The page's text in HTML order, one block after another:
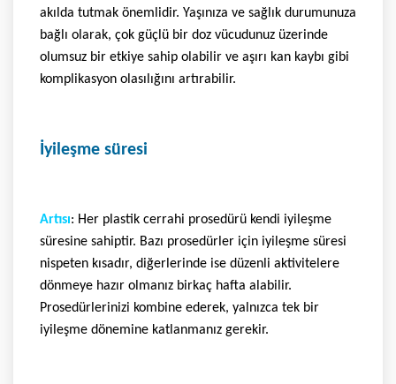
akılda tutmak önemlidir. Yaşınıza ve sağlık durumunuza
bağlı olarak, çok güçlü bir doz vücudunuz üzerinde
olumsuz bir etkiye sahip olabilir ve aşırı kan kaybı gibi
komplikasyon olasılığını artırabilir.
İyileşme süresi
Artısı: Her plastik cerrahi prosedürü kendi iyileşme
süresine sahiptir. Bazı prosedürler için iyileşme süresi
nispeten kısadır, diğerlerinde ise düzenli aktivitelere
dönmeye hazır olmanız birkaç hafta alabilir.
Prosedürlerinizi kombine ederek, yalnızca tek bir
iyileşme dönemine katlanmanız gerekir.